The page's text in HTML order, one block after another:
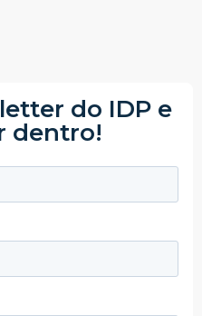
do IDP e
dentro!